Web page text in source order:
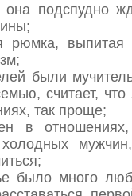
подспудно
рюмка, выпитая
были
считает,
так проще;
в
было много